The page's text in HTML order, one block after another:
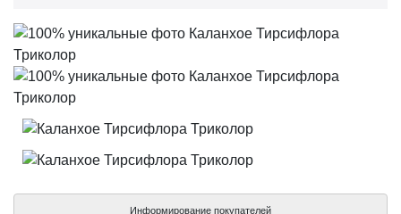
Информирование покупателей